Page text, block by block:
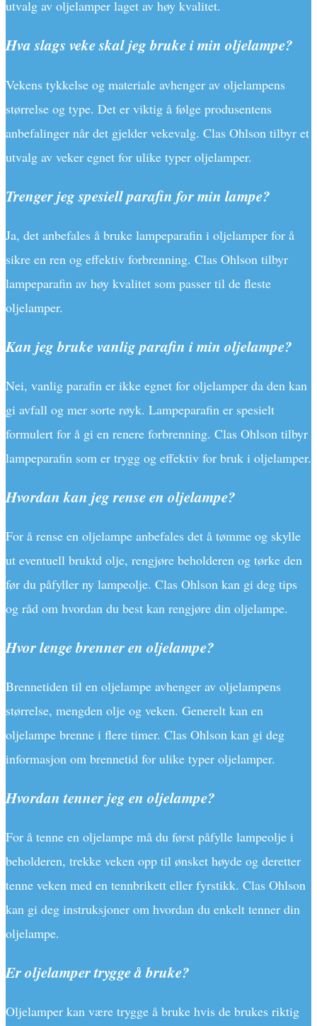
utvalg av oljelamper laget av høy kvalitet.
Hva slags veke skal jeg bruke i min oljelampe?
Vekens tykkelse og materiale avhenger av oljelampens
størrelse og type. Det er viktig å følge produsentens
anbefalinger når det gjelder vekevalg. Clas Ohlson tilbyr et
utvalg av veker egnet for ulike typer oljelamper.
Trenger jeg spesiell parafin for min lampe?
Ja, det anbefales å bruke lampeparafin i oljelamper for å
sikre en ren og effektiv forbrenning. Clas Ohlson tilbyr
lampeparafin av høy kvalitet som passer til de fleste
oljelamper.
Kan jeg bruke vanlig parafin i min oljelampe?
Nei, vanlig parafin er ikke egnet for oljelamper da den kan
gi avfall og mer sorte røyk. Lampeparafin er spesielt
formulert for å gi en renere forbrenning. Clas Ohlson tilbyr
lampeparafin som er trygg og effektiv for bruk i oljelamper.
Hvordan kan jeg rense en oljelampe?
For å rense en oljelampe anbefales det å tømme og skylle
ut eventuell bruktd olje, rengjøre beholderen og tørke den
før du påfyller ny lampeolje. Clas Ohlson kan gi deg tips
og råd om hvordan du best kan rengjøre din oljelampe.
Hvor lenge brenner en oljelampe?
Brennetiden til en oljelampe avhenger av oljelampens
størrelse, mengden olje og veken. Generelt kan en
oljelampe brenne i flere timer. Clas Ohlson kan gi deg
informasjon om brennetid for ulike typer oljelamper.
Hvordan tenner jeg en oljelampe?
For å tenne en oljelampe må du først påfylle lampeolje i
beholderen, trekke veken opp til ønsket høyde og deretter
tenne veken med en tennbrikett eller fyrstikk. Clas Ohlson
kan gi deg instruksjoner om hvordan du enkelt tenner din
oljelampe.
Er oljelamper trygge å bruke?
Oljelamper kan være trygge å bruke hvis de brukes riktig